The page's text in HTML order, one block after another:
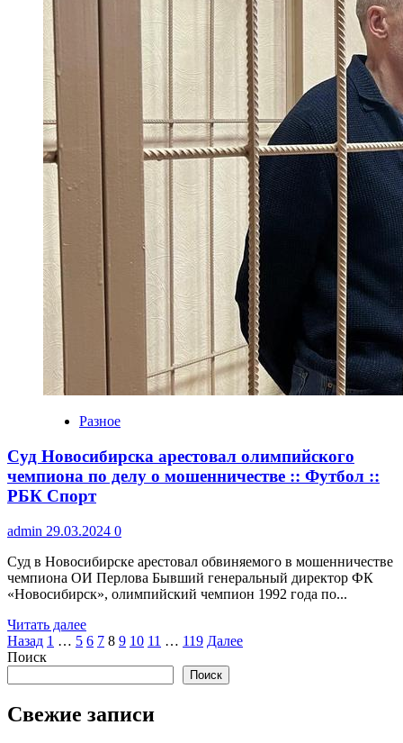
Разное
Суд Новосибирска арестовал олимпийского
чемпиона по делу о мошенничестве :: Футбол ::
РБК Спорт
admin 29.03.2024 0
Суд в Новосибирске арестовал обвиняемого в мошенничестве
чемпиона ОИ Перлова Бывший генеральный директор ФК
«Новосибирск», олимпийский чемпион 1992 года по...
Читать далее
Пагинация
записей
Назад 1 … 5 6 7 8 9 10 11 … 119 Далее
Поиск
Поиск
Свежие записи